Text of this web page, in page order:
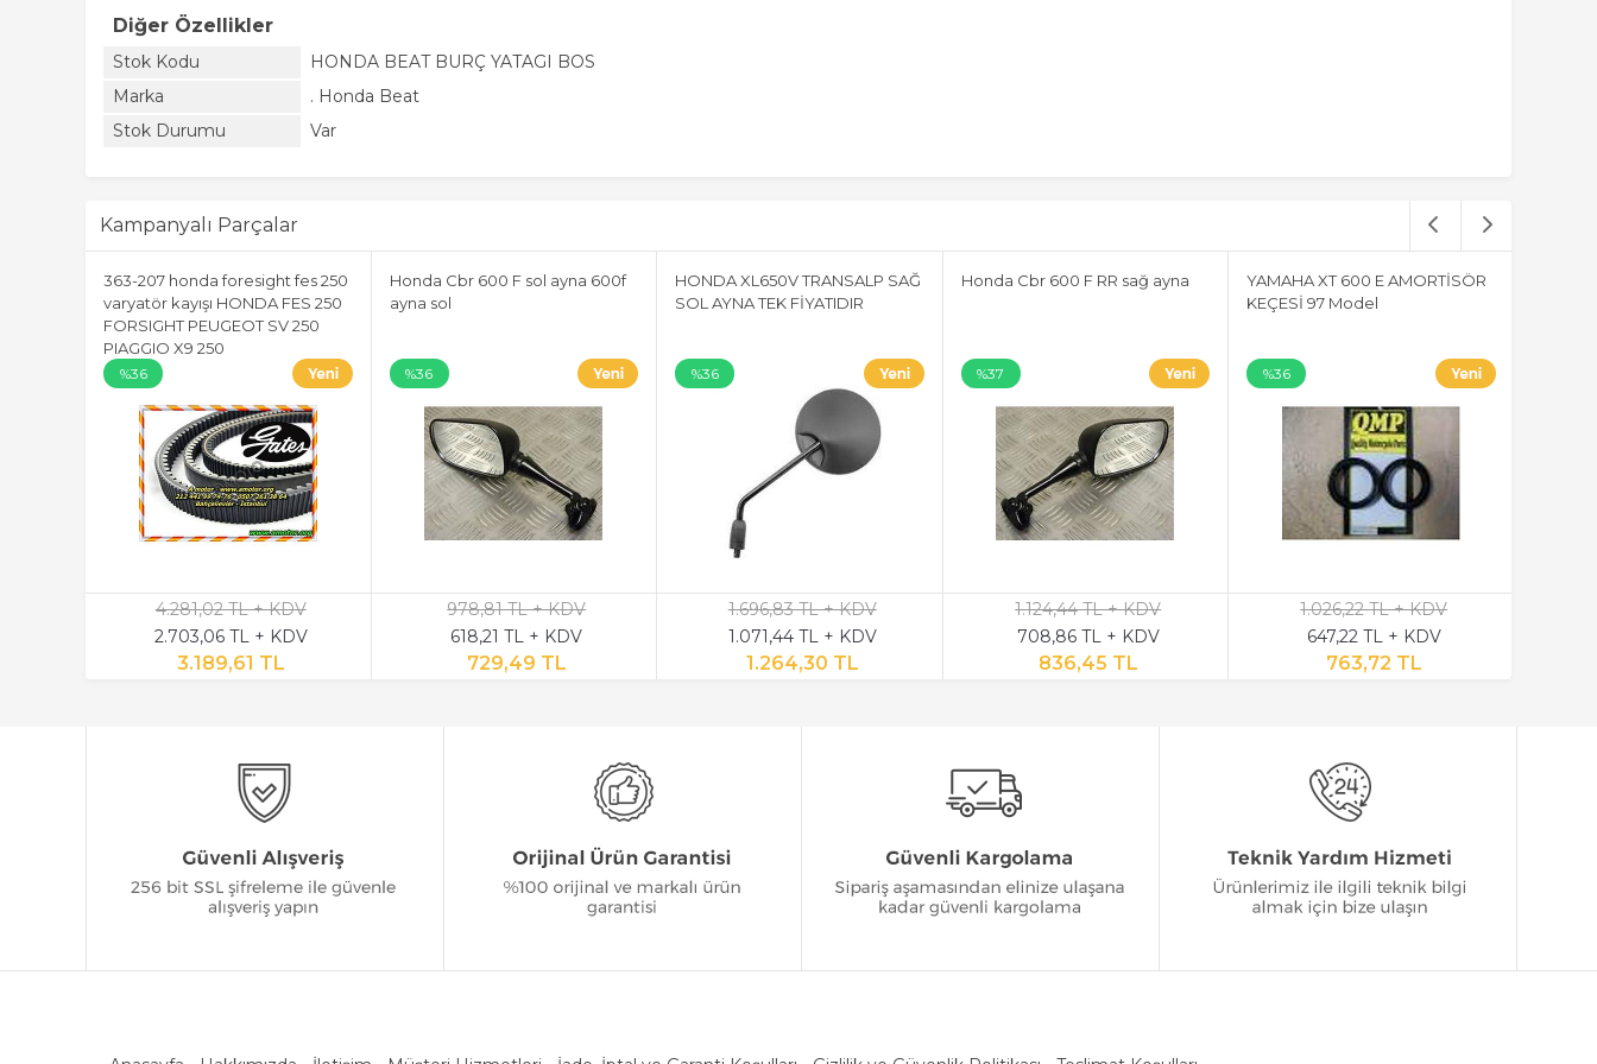
Diğer Özellikler
Stok Kodu
HONDA BEAT BURÇ YATAGI BOS
Marka
. Honda Beat
Stok Durumu
Var
Kampanyalı Parçalar
363-207 honda foresight fes 250
varyatör kayışı HONDA FES 250
FORSIGHT PEUGEOT SV 250
PIAGGIO X9 250
%36
4.281,02 TL + KDV
2.703,06 TL + KDV
3.189,61 TL
Honda Cbr 600 F sol ayna 600f
ayna sol
%36
978,81 TL + KDV
618,21 TL + KDV
729,49 TL
HONDA XL650V TRANSALP SAĞ
SOL AYNA TEK FİYATIDIR
%36
1.696,83 TL + KDV
1.071,44 TL + KDV
1.264,30 TL
Honda Cbr 600 F RR sağ ayna
%37
1.124,44 TL + KDV
708,86 TL + KDV
836,45 TL
YAMAHA XT 600 E AMORTİSÖR
KEÇESİ 97 Model
%36
1.026,22 TL + KDV
647,22 TL + KDV
763,72 TL